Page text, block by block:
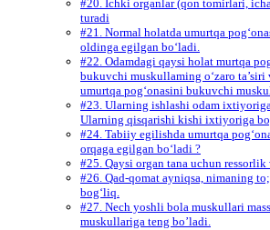
#20. Ichki organlar (qon tomirlari,
turadi
#21. Normal holatda umurtqa
oldinga egilgan bo‘ladi.
#22. Odamdagi qaysi holat murtqa
bukuvchi muskullaming o‘zaro
umurtqa pog‘onasini bukuvchi
#23. Ularning ishlashi odam
Ularning qisqarishi kishi ixtiyoriga
#24. Tabiiy egilishda umurtqa
orqaga egilgan bo‘ladi ?
#25. Qaysi organ tana uchun
#26. Qad-qomat ayniqsa, nimaning
bog‘liq.
#27. Nech yoshli bola muskullari
muskullariga teng bo’ladi.